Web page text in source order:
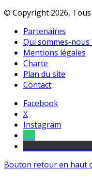
© Copyright 2026,
Partenaires
Qui sommes-nous
Mentions légales
Charte
Plan du site
Contact
Facebook
X
Instagram
Bouton retour en haut